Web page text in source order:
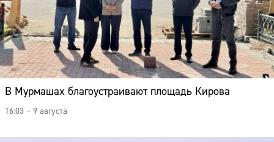
В Мурмашах благоустраивают площадь Кирова
16:03 – 9 августа